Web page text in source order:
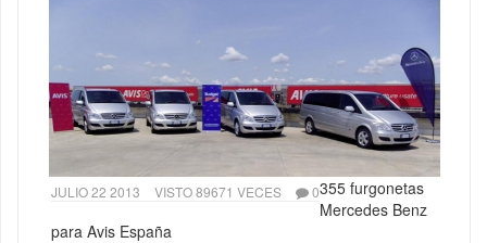
JULIO 22 2013 VISTO 89671 VECES 0355 furgonetas
Mercedes Benz
para Avis España